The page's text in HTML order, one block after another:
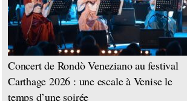
Concert de Rondò Veneziano au festival
Carthage 2026 : une escale à Venise le
temps d’une soirée